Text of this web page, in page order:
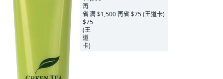
满 $1,500 再省 $75 (王道卡)